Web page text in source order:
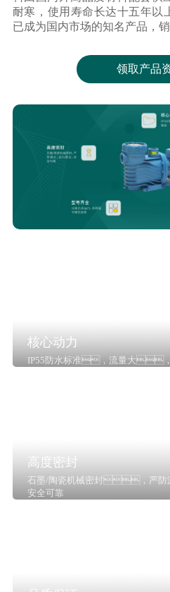
耐寒，使用寿命长达十五年以上
已成为国内市场的知名产品，销
领取产品
核心动力
IP55防水标准，流量大
高度密封
石墨/陶瓷机械密封，严
安全可靠